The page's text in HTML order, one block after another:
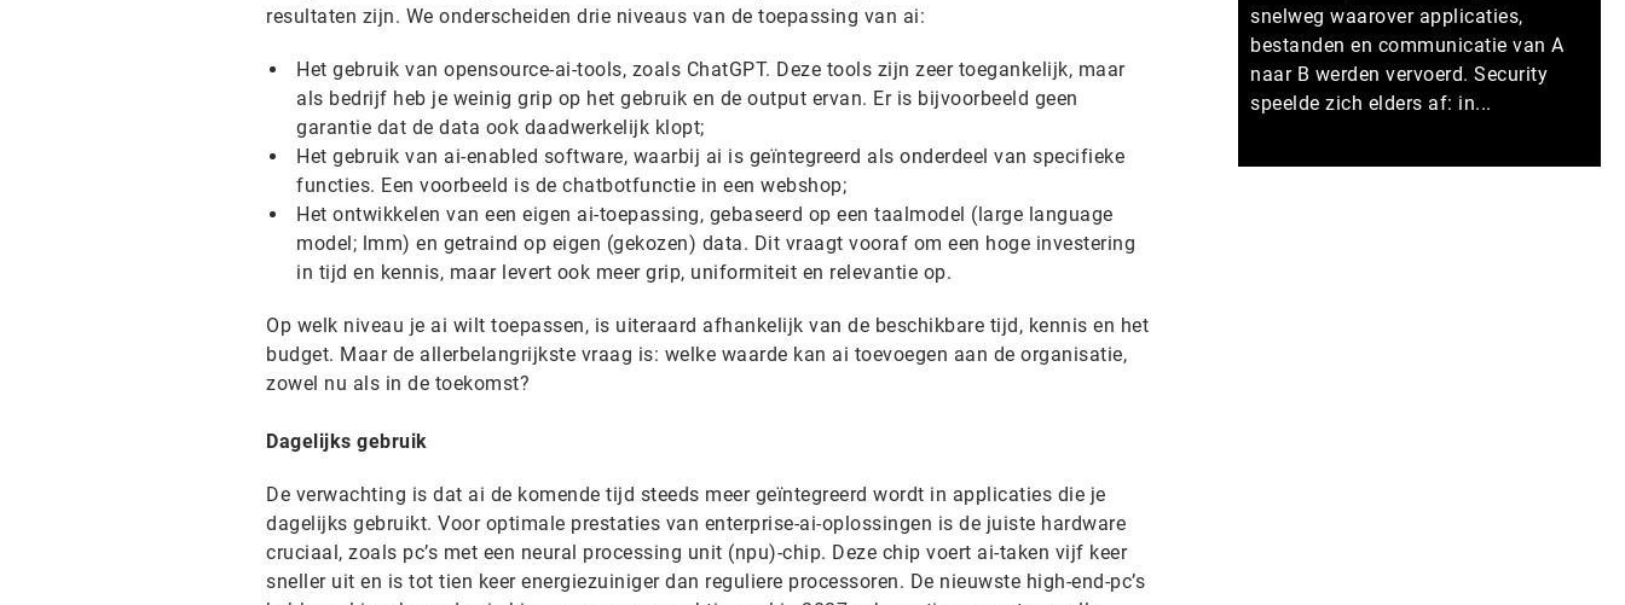
resultaten zijn. We onderscheiden drie niveaus van de toepassing van ai:
Het gebruik van opensource-ai-tools, zoals ChatGPT. Deze tools zijn zeer toegankelijk, maar
als bedrijf heb je weinig grip op het gebruik en de output ervan. Er is bijvoorbeeld geen
garantie dat de data ook daadwerkelijk klopt;
Het gebruik van ai-enabled software, waarbij ai is geïntegreerd als onderdeel van specifieke
functies. Een voorbeeld is de chatbotfunctie in een webshop;
Het ontwikkelen van een eigen ai-toepassing, gebaseerd op een taalmodel (large language
model; lmm) en getraind op eigen (gekozen) data. Dit vraagt vooraf om een hoge investering
in tijd en kennis, maar levert ook meer grip, uniformiteit en relevantie op.
Op welk niveau je ai wilt toepassen, is uiteraard afhankelijk van de beschikbare tijd, kennis en het
budget. Maar de allerbelangrijkste vraag is: welke waarde kan ai toevoegen aan de organisatie,
zowel nu als in de toekomst?
Dagelijks gebruik
De verwachting is dat ai de komende tijd steeds meer geïntegreerd wordt in applicaties die je
dagelijks gebruikt. Voor optimale prestaties van enterprise-ai-oplossingen is de juiste hardware
cruciaal, zoals pc’s met een neural processing unit (npu)-chip. Deze chip voert ai-taken vijf keer
sneller uit en is tot tien keer energiezuiniger dan reguliere processoren. De nieuwste high-end-pc’s
snelweg waarover applicaties,
bestanden en communicatie van A
naar B werden vervoerd. Security
speelde zich elders af: in...